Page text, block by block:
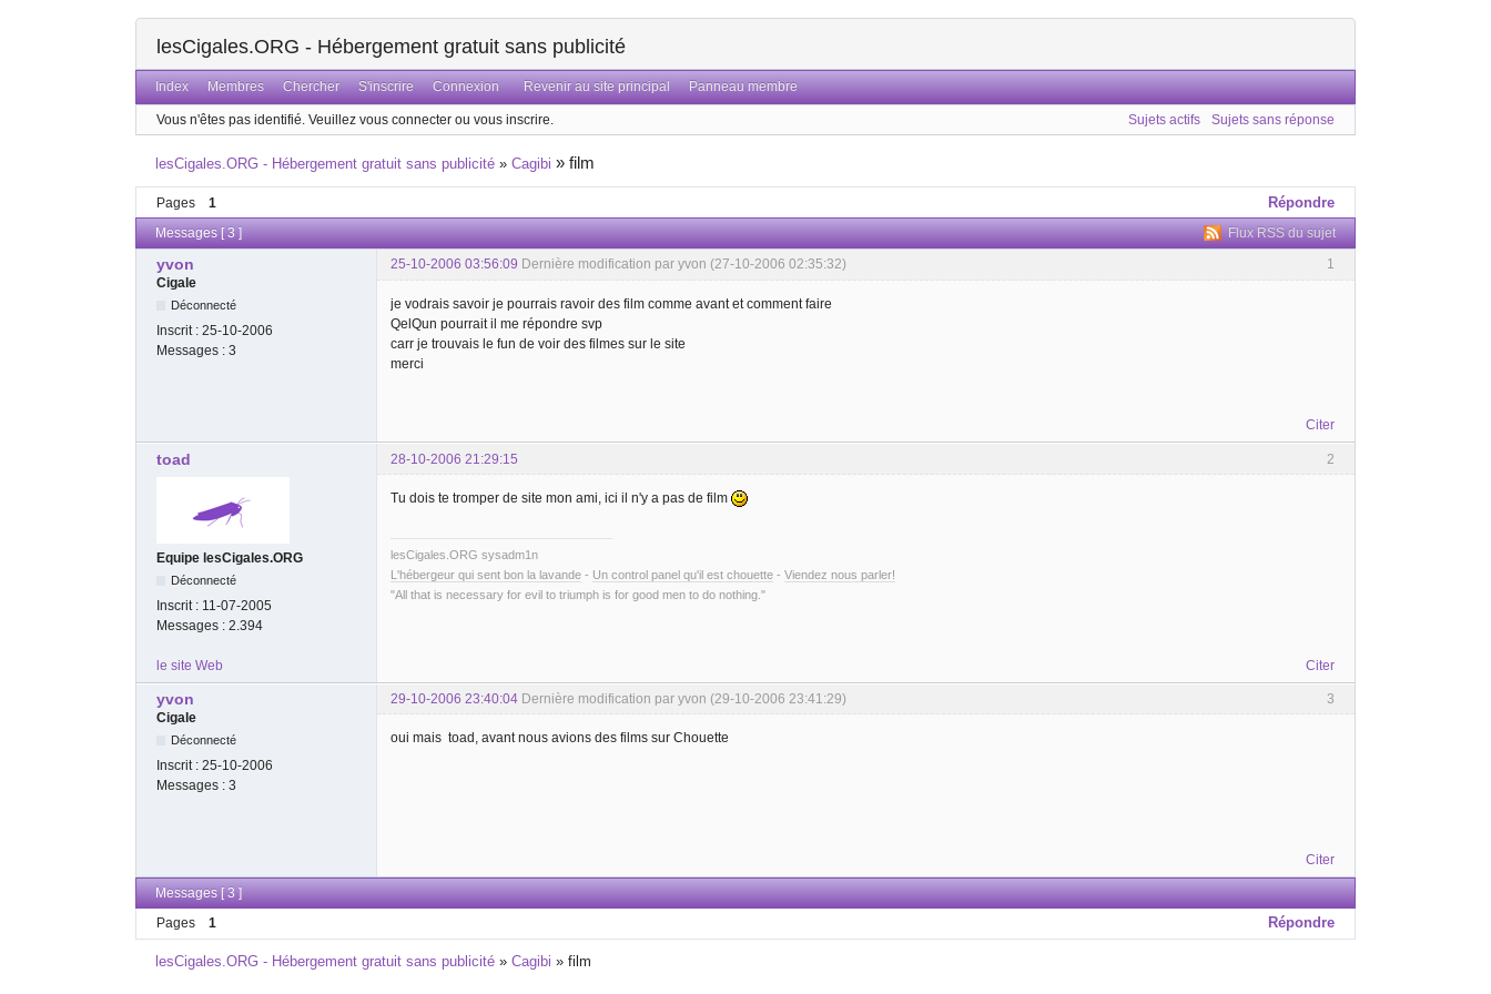
lesCigales.ORG - Hébergement gratuit sans publicité
Index Membres Chercher S'inscrire Connexion Revenir au site principal Panneau membre
Vous n'êtes pas identifié. Veuillez vous connecter ou vous inscrire. Sujets actifs Sujets sans réponse
lesCigales.ORG - Hébergement gratuit sans publicité »Cagibi »film
Pages 1 Répondre
Flux RSS du sujet
Messages [ 3 ]
1
yvon 25-10-2006 03:56:09 Dernière modification par yvon (27-10-2006 02:35:32)
Cigale
Déconnecté
Inscrit : 25-10-2006
Messages : 3
je vodrais savoir je pourrais ravoir des film comme avant et comment faire
QelQun pourrait il me répondre svp
carr je trouvais le fun de voir des filmes sur le site
merci
Citer
2
toad 28-10-2006 21:29:15
Equipe lesCigales.ORG
Déconnecté
Inscrit : 11-07-2005
Messages : 2.394
Tu dois te tromper de site mon ami, ici il n'y a pas de film
lesCigales.ORG sysadm1n
L'hébergeur qui sent bon la lavande - Un control panel qu'il est chouette - Viendez nous parler!
"All that is necessary for evil to triumph is for good men to do nothing."
le site Web Citer
3
yvon 29-10-2006 23:40:04 Dernière modification par yvon (29-10-2006 23:41:29)
Cigale
Déconnecté
Inscrit : 25-10-2006
Messages : 3
oui mais toad, avant nous avions des films sur Chouette
Citer
Messages [ 3 ]
Pages
1 Répondre
lesCigales.ORG - Hébergement gratuit sans publicité »Cagibi »film